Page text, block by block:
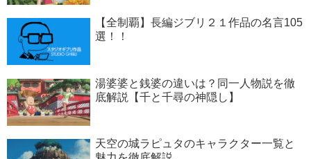
【全制覇】長編ジブリ２１作品の名言105
選！！
湯婆婆と銭婆の違いは？同一人物説を徹
底解説【千と千尋の神隠し】
天空の城ラピュタのキャラクター一覧と